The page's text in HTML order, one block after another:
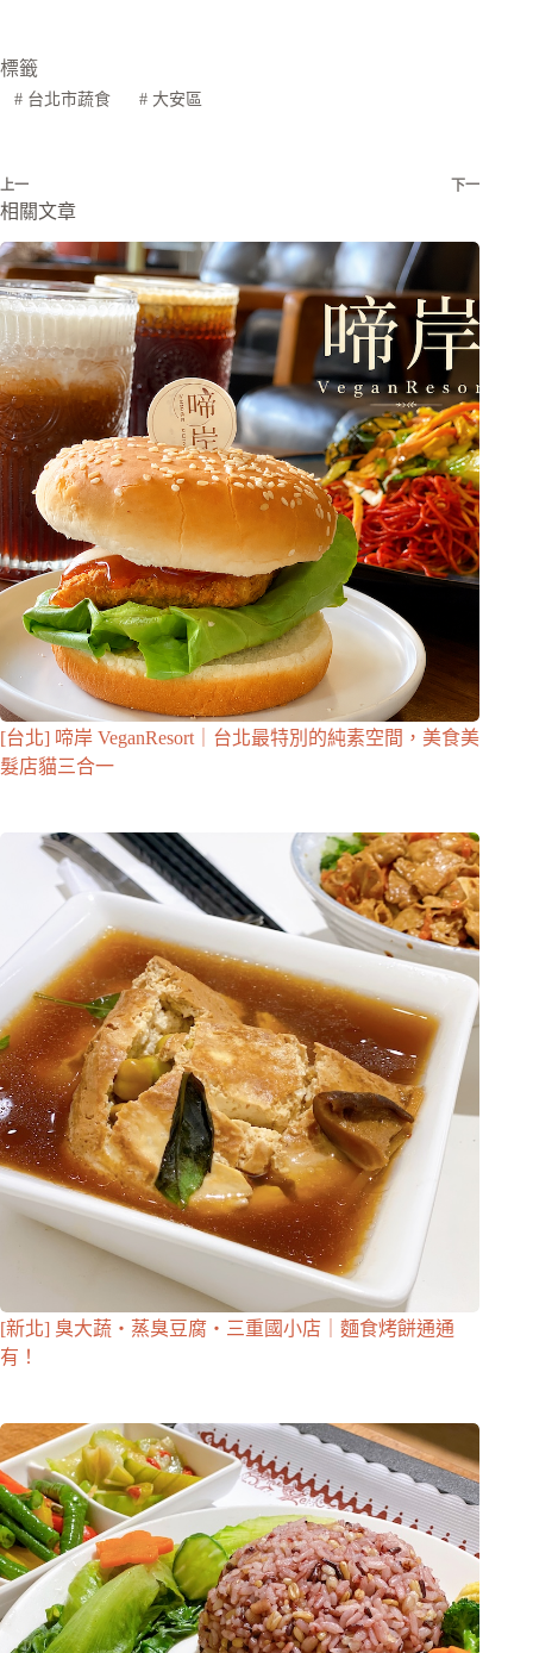
標籤
#台北市蔬食 #大安區
上一 下一
相關文章
[台北] 啼岸 VeganResort｜台北最特別的純素空間，美食美
髮店貓三合一
[新北] 臭大蔬・蒸臭豆腐・三重國小店｜麵食烤餅通通
有！